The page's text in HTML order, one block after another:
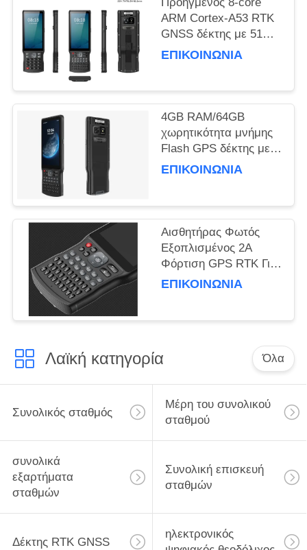
ARM Cortex-A53 RTK
GNSS δέκτης με 51
πλήκτρα και 1
τύπου C
ΕΠΙΚΟΙΝΩΝΊΑ
4GB RAM/64GB
χωρητικότητα μνήμης
Flash GPS δέκτης με
αισθητήρα επιταχυντή
ΕΠΙΚΟΙΝΩΝΊΑ
Αισθητήρας Φωτός
Εξοπλισμένος 2A
Φόρτιση GPS RTK Για
Τοπογραφία και
ΕΠΙΚΟΙΝΩΝΊΑ
Λαϊκή κατηγορία Όλα
Συνολικός σταθμός
Μέρη του συνολικού
σταθμού
συνολικά
εξαρτήματα
σταθμών
Συνολική επισκευή
σταθμών
Δέκτης RTK GNSS
ηλεκτρονικός